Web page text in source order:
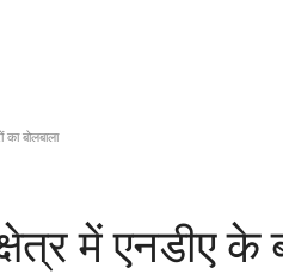
का बोलबाला
में एनडीए के